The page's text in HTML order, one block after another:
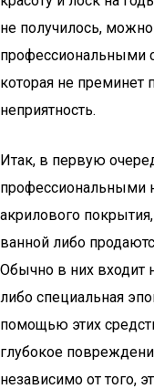
не получилось,
профессиональными
которая не
неприятность.
Итак, в первую
профессиональными
акрилового
ванной либо
Обычно в них входит
либо специальная
помощью этих
глубокое
независимо от того,